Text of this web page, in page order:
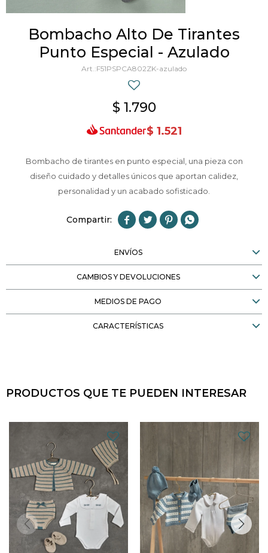
Bombacho Alto De Tirantes
Punto Especial - Azulado
F51PSPCA802ZK-azulado
$ 1.790
$ 1.521
Bombacho de tirantes en punto especial, una pieza con
diseño cuidado y detalles únicos que aportan calidez,
personalidad y un acabado sofisticado.
   
ENVÍOS
CAMBIOS Y DEVOLUCIONES
MEDIOS DE PAGO
CARACTERÍSTICAS
PRODUCTOS QUE TE PUEDEN INTERESAR